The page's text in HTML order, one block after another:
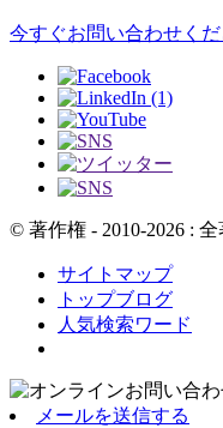
今すぐお問い合わせく
© 著作権 - 2010-2026 : 全
サイトマップ
トップブログ
人気検索ワード
メールを送信する